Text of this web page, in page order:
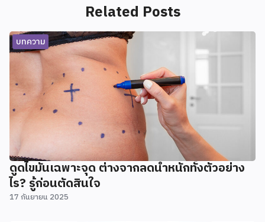
Related Posts
บทความ
ดูดไขมันเฉพาะจุด ต่างจากลดน้ำหนักทั้งตัวอย่าง
ไร? รู้ก่อนตัดสินใจ
17 กันยายน 2025